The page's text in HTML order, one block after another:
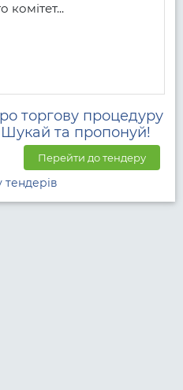
торгову процедуру
Шукай та пропонуй!
Перейти до тендеру